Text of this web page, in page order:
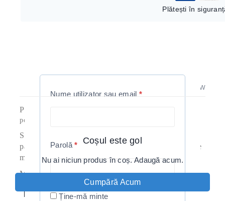
Plătești în
Reviews(0)
Pin Metalic
povesti .
Se pot purta pe geci, tricouri, pălării, ghiozdane,
pantaloni, oriunde vrei! Poți alege din peste o sută de
modele diferite, fiecare cu un mesaj aparte.
Material: Aliaj de Zinc
Location Bucuresti
Nume utilizator sau email *
Parolă*
Ține-mă minte
Coșul este gol
Nu ai niciun produs în coș. Adaugă acum.
Cumpără Acum